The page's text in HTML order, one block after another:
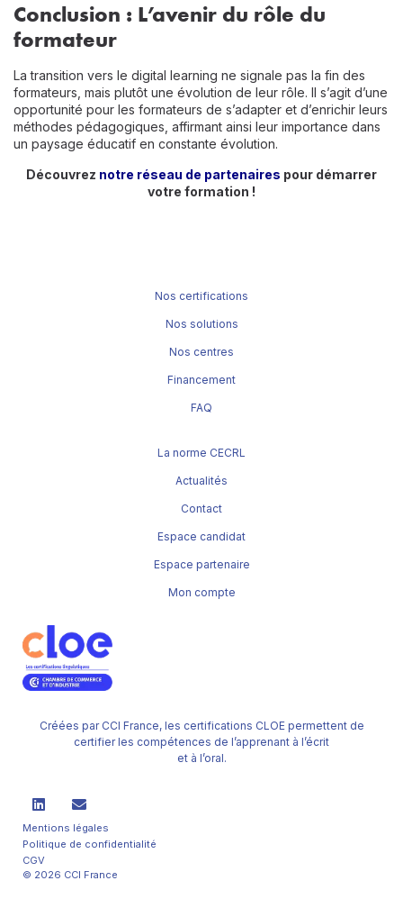
Conclusion : L’avenir du rôle du
formateur
La transition vers le digital learning ne signale pas la fin des
formateurs, mais plutôt une évolution de leur rôle. Il s’agit d’une
opportunité pour les formateurs de s’adapter et d’enrichir leurs
méthodes pédagogiques, affirmant ainsi leur importance dans
un paysage éducatif en constante évolution.
Découvrez notre réseau de partenaires pour démarrer
votre formation !
Créées par CCI France, les certifications CLOE permettent de
certifier les compétences de l’apprenant à l’écrit
et à l’oral.
Mentions légales
Politique de confidentialité
CGV
© 2026 CCI France
Nos certifications
Nos solutions
Nos centres
Financement
FAQ
La norme CECRL
Actualités
Contact
Espace candidat
Espace partenaire
Mon compte